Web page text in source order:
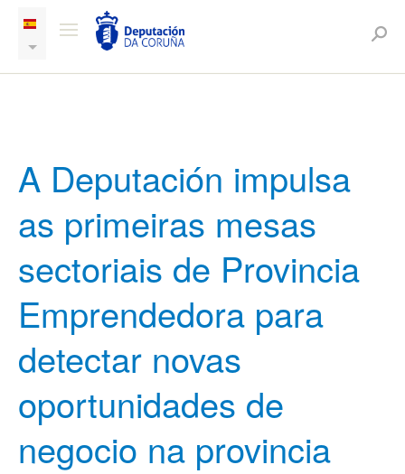
A Deputación impulsa
as primeiras mesas
sectoriais de Provincia
Emprendedora para
detectar novas
oportunidades de
negocio na provincia